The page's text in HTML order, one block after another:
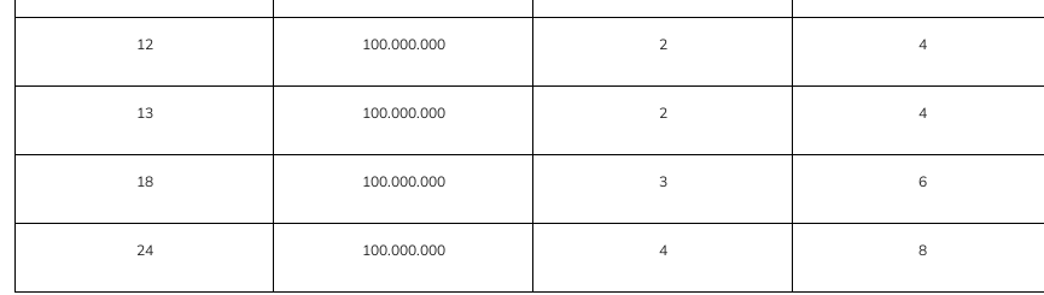
12 100.000.000 2 4
13 100.000.000 2 4
18 100.000.000 3 6
24 100.000.000 4 8